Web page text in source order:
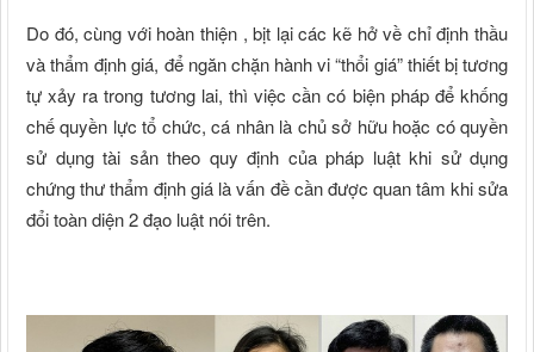
Do đó, cùng với hoàn thiện , bịt lại các kẽ hở về chỉ định thầu
và thẩm định giá, để ngăn chặn hành vi “thổi giá” thiết bị tương
tự xảy ra trong tương lai, thì việc cần có biện pháp để khống
chế quyền lực tổ chức, cá nhân là chủ sở hữu hoặc có quyền
sử dụng tài sản theo quy định của pháp luật khi sử dụng
chứng thư thẩm định giá là vấn đề cần được quan tâm khi sửa
đổi toàn diện 2 đạo luật nói trên.